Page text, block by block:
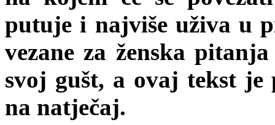
putuje i najviše uživa u
vezane za ženska
svoj gušt, a ovaj tekst
na natječaj.